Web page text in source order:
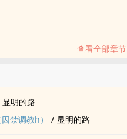
查看全部章节
显明的路
禁调教h）
/ 显明的路